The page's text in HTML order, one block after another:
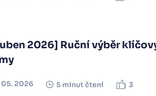
2026] Ruční výběr
05. 2026 5 minut čtení 3